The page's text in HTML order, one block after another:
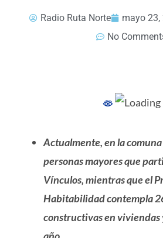
Radio Ruta Norte mayo 23,
No
Actualmente, en la
personas mayores que
Vínculos, mientras que el
Habitabilidad contempla
constructivas en viviendas